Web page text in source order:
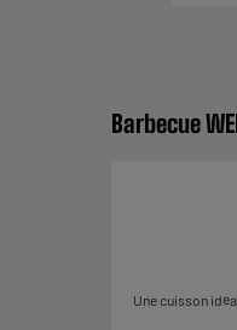
Barbecue
Une cuisson